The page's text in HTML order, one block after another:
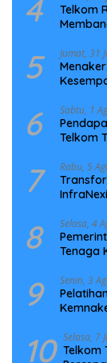
4
Telkom
5 Jumat, 31
6 Sabtu, 1
Telkom
7 Rabu, 5
8 Selasa, 4
Tenaga
9 Senin, 3
10 Selasa, 7
Telkom